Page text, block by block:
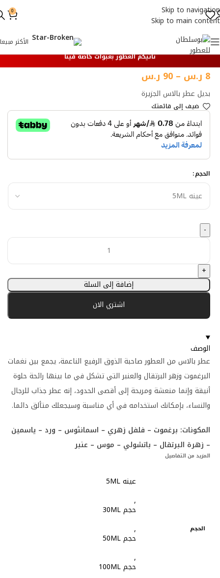
Skip to navigation
Skip to main content
0
الأكثر مبيعا
تأتيكم العطور بعبوات خاصة فينا
بديل عطر بالاس الجزيرة
8 ر.س –
90 ر.س
ضيف إلي قائمتك
الحجم
إضافة إلى السلة
اشتري الان
الوصف
عطر بالاس من العطور صاحبة الذوق الرفيع الناعمة، يجمع بين نغمات
البرغموت وزهر البرتقال والعنبر التي تشكل في ما بينها رائحة حلوة
أنيقة وإنما منعشة ومريحة إلى أقصى الحدود، إنه عطر جذاب للرجال
والنساء، بإمكانك استخدامه في أي مناسبة وسيجعلك متألق دائما.
المكونات: برغموت – فلفل زهري – اسمانثوس – ورد – یاسمین
– زهرة البرتقال – باتشولي – موس – عنبر
المزيد من التفاصيل
الحجم
عينه 5ML
,
حجم 30ML
,
حجم 50ML
,
حجم 100ML